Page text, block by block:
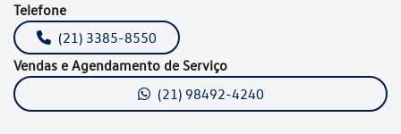
Telefone
(21) 3385-8550
Vendas e Agendamento de Serviço
(21) 98492-4240